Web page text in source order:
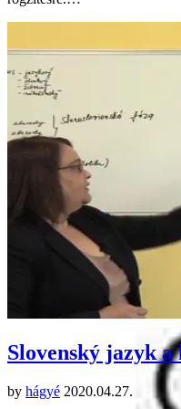
Slovenský jazyk
by hágyé 2020.04.27.